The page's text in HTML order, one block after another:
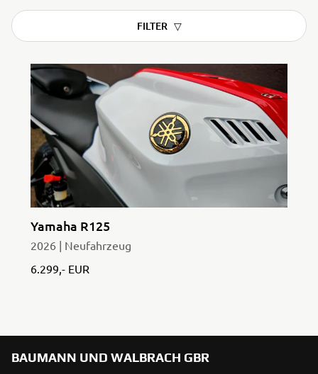
FILTER
Yamaha R125
2026 | Neufahrzeug
6.299,- EUR
BAUMANN UND WALBRACH GBR